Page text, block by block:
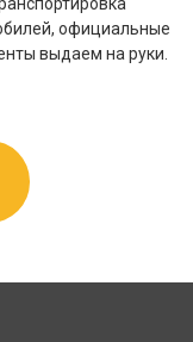
официальные
выдаем на руки.